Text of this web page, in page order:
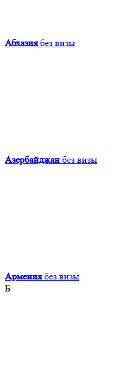
Абхазия без визы
Азербайджан без визы
Армения без визы
Б